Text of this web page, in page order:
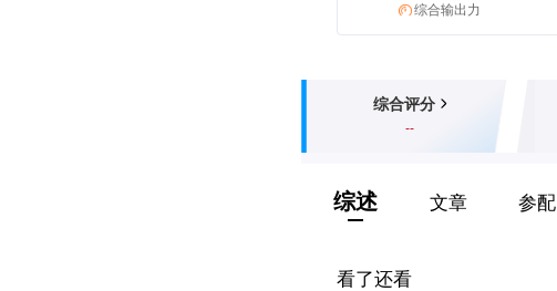
综合输出力
综合评分
--
综述 文章 参配
看了还看